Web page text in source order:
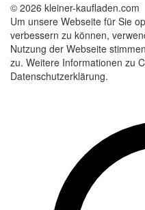
© 2026 kleiner-kaufladen.com
Um unsere Webseite für Sie
verbessern zu können,
Nutzung der Webseite
zu. Weitere Informationen zu
Datenschutzerklärung.